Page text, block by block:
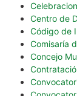
Centro de
Código de
Comisaría
Concejo